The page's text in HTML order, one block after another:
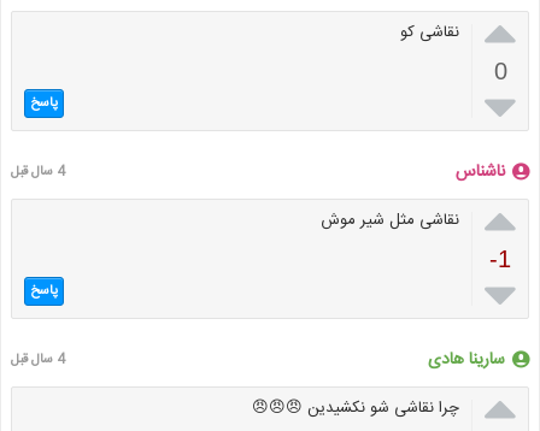

0

نقاشی کو
پاسخ
ناشناس 4 سال قبل

-1

نقاشی مثل شیر موش
پاسخ
سارینا هادی 4 سال قبل
 چرا نقاشی شو نکشیدین 😠😠😠